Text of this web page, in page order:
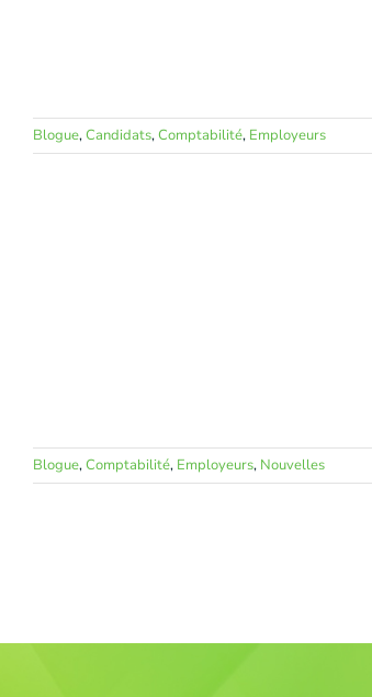
Blogue,Candidats,Comptabilité, Employeurs
Blogue,Comptabilité, Employeurs, Nouvelles